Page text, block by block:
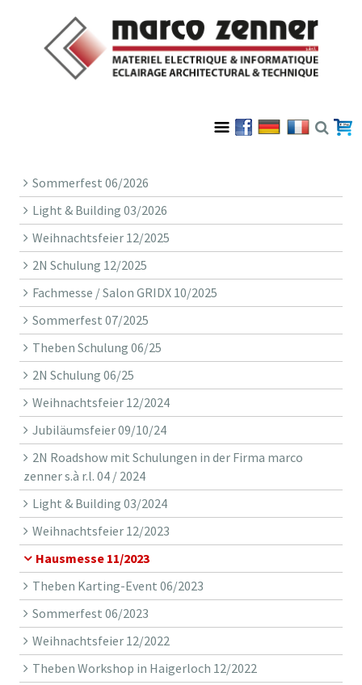
Sommerfest 06/2026
Light & Building 03/2026
Weihnachtsfeier 12/2025
2N Schulung 12/2025
Fachmesse / Salon GRIDX 10/2025
Sommerfest 07/2025
Theben Schulung 06/25
2N Schulung 06/25
Weihnachtsfeier 12/2024
Jubiläumsfeier 09/10/24
2N Roadshow mit Schulungen in der Firma marco
zenner s.à r.l. 04 / 2024
Light & Building 03/2024
Weihnachtsfeier 12/2023
Hausmesse 11/2023
Theben Karting-Event 06/2023
Sommerfest 06/2023
Weihnachtsfeier 12/2022
Theben Workshop in Haigerloch 12/2022